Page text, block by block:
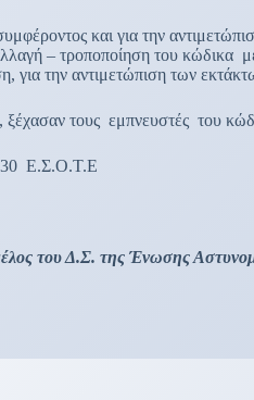
και για την
– τροποποίηση του
για την αντιμετώπιση των
τους εμπνευστές του
Ε.Σ.Ο.Τ.Ε
του Δ.Σ. της Ένωσης